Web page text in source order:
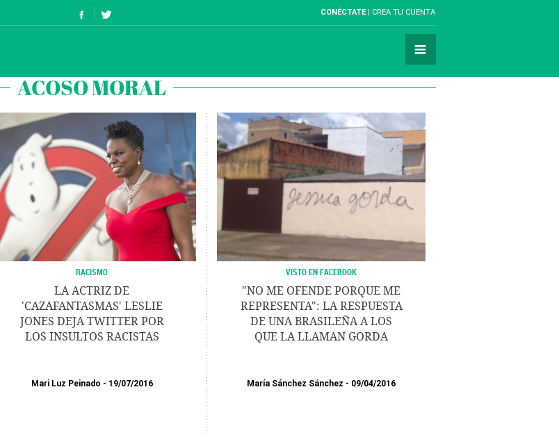
CONÉCTATE CREA TU CUENTA
ACOSO MORAL
RACISMO
LA ACTRIZ DE
'CAZAFANTASMAS' LESLIE
JONES DEJA TWITTER POR
LOS INSULTOS RACISTAS
Mari Luz Peinado 19/07/2016
VISTO EN FACEBOOK
"NO ME OFENDE PORQUE ME
REPRESENTA": LA RESPUESTA
DE UNA BRASILEÑA A LOS
QUE LA LLAMAN GORDA
María Sánchez Sánchez 09/04/2016